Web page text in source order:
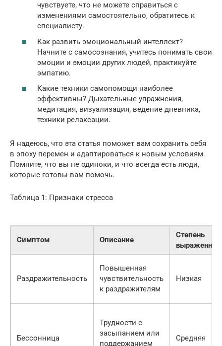
чувствуете, что не можете справиться с
изменениями самостоятельно, обратитесь к
специалисту.
Как развить эмоциональный интеллект?
Начните с самосознания, учитесь понимать свои
эмоции и эмоции других людей, практикуйте
эмпатию.
Какие техники самопомощи наиболее
эффективны? Дыхательные упражнения,
медитация, визуализация, ведение дневника,
техники релаксации.
Я надеюсь, что эта статья поможет вам сохранить себя
в эпоху перемен и адаптироваться к новым условиям.
Помните, что вы не одиноки, и что всегда есть люди,
которые готовы вам помочь.
Таблица 1: Признаки стресса
Симптом Описание
Степень
Раздражительность
Повышенная
чувствительность
к раздражителям
Низкая
Бессонница
Трудности с
засыпанием или
поддержанием
Средняя